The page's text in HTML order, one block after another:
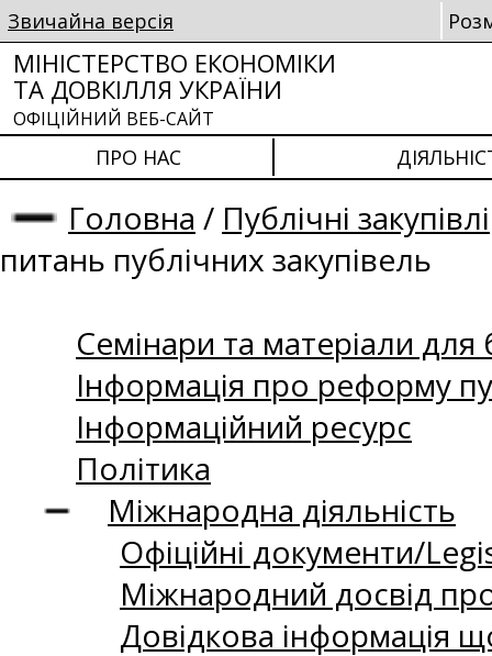
Звичайна версія
МІНІСТЕРСТВО ЕКОНОМІКИ
ТА ДОВКІЛЛЯ УКРАЇНИ
ОФІЦІЙНИЙ ВЕБ-САЙТ
ПРО НАС
Головна / Публічні закупівлі
питань публічних закупівель
Семінари та матеріали для
Інформація про реформу
Інформаційний ресурс
Політика
Міжнародна діяльність
Офіційні документи/
Міжнародний досвід
Довідкова інформація